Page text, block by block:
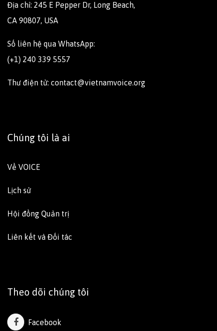
Địa chỉ: 245 E Pepper Dr, Long Beach,
CA 90807, USA
Số liên hệ qua WhatsApp:
(+1) 240 339 5557
Thư điện tử: contact@vietnamvoice.org
Chúng tôi là ai
Về VOICE
Lịch sử
Hội đồng Quản trị
Liên kết và Đối tác
Theo dõi chúng tôi
Facebook